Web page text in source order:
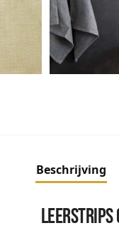
Beschrijving
Leerstrips